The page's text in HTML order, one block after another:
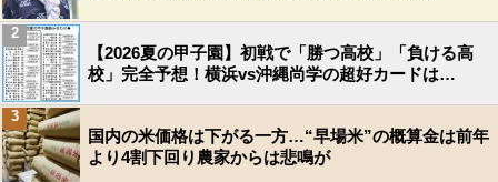
【2026夏の甲子園】初戦で「勝つ高校」「負ける高
校」完全予想！横浜vs沖縄尚学の超好カードは…
2
国内の米価格は下がる一方…“早場米”の概算金は前年
より4割下回り農家からは悲鳴が
3